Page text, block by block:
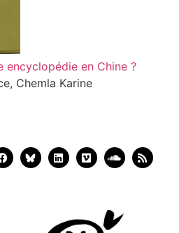
encyclopédie en Chine ?
Chemla Karine